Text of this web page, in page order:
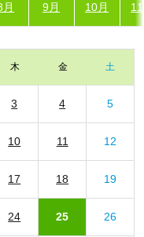
月 9月 10月
木 金 土
3 4 5
10 11 12
17 18 19
24 25 26